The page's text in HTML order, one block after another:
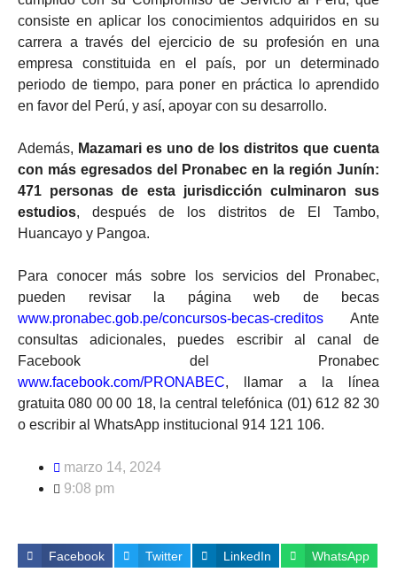
consiste en aplicar los conocimientos adquiridos en su
carrera a través del ejercicio de su profesión en una
empresa constituida en el país, por un determinado
periodo de tiempo, para poner en práctica lo aprendido
en favor del Perú, y así, apoyar con su desarrollo.
Además, Mazamari es uno de los distritos que cuenta
con más egresados del Pronabec en la región Junín:
471 personas de esta jurisdicción culminaron sus
estudios, después de los distritos de El Tambo,
Huancayo y Pangoa.
Para conocer más sobre los servicios del Pronabec,
pueden revisar la página web de becas
www.pronabec.gob.pe/concursos-becas-creditos Ante
consultas adicionales, puedes escribir al canal de
Facebook del Pronabec
www.facebook.com/PRONABEC, llamar a la línea
gratuita 080 00 00 18, la central telefónica (01) 612 82 30
o escribir al WhatsApp institucional 914 121 106.
marzo 14, 2024
9:08 pm
Facebook Twitter LinkedIn WhatsApp